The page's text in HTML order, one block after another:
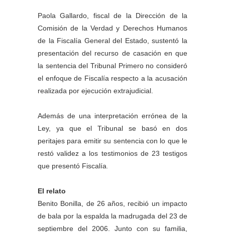
Paola Gallardo, fiscal de la Dirección de la
Comisión de la Verdad y Derechos Humanos
de la Fiscalía General del Estado, sustentó la
presentación del recurso de casación en que
la sentencia del Tribunal Primero no consideró
el enfoque de Fiscalía respecto a la acusación
realizada por ejecución extrajudicial.
Además de una interpretación errónea de la
Ley, ya que el Tribunal se basó en dos
peritajes para emitir su sentencia con lo que le
restó validez a los testimonios de 23 testigos
que presentó Fiscalía
El relato
Benito Bonilla, de 26 años, recibió un impacto
de bala por la espalda la madrugada del 23 de
septiembre del 2006. Junto con su familia,